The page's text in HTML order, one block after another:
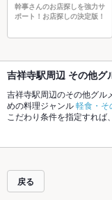
幹事さんのお店探しを強力サ
ポート！お店探しの決定版！
吉祥寺駅周辺 その他グ
吉祥寺駅周辺のその他グル
めの料理ジャンル軽食・そ
こだわり条件を指定すれば
や季節のおす
安心！24時間使える簡単
ットペッパーグルメをご利
戻る